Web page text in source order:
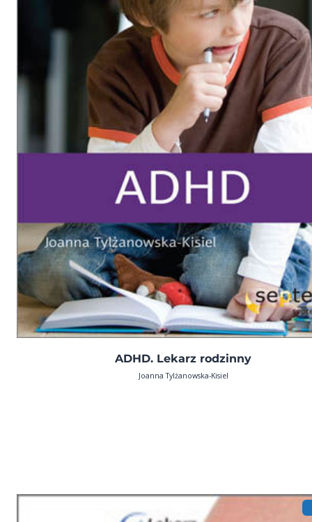
ADHD. Lekarz rodzinny
Joanna Tylżanowska-Kisiel